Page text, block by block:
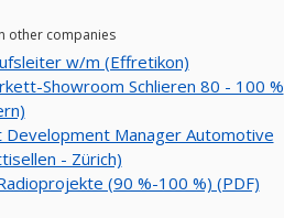
other companies
w/m (Effretikon)
Showroom Schlieren 80 - 100 %
Development Manager Automotive
- Zürich)
(90 %-100 %) (PDF)